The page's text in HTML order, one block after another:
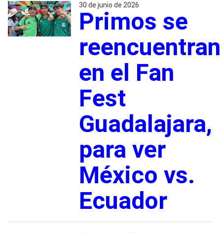
30 de junio de 2026
Primos se
reencuentran
en el Fan
Fest
Guadalajara,
para ver
México vs.
Ecuador